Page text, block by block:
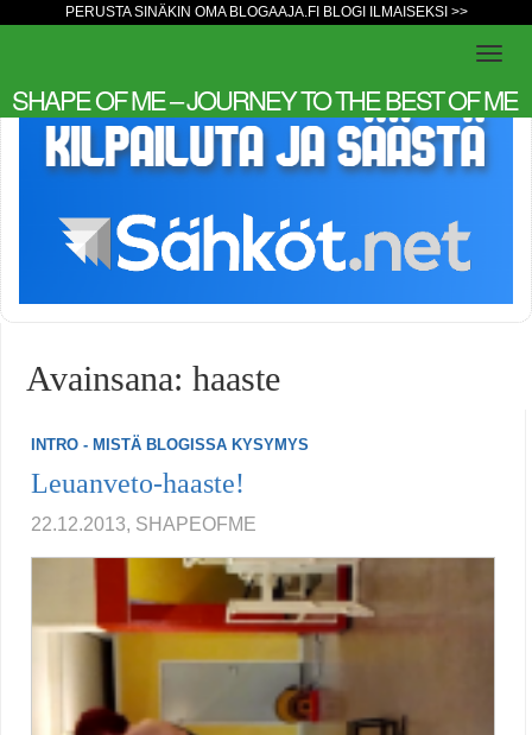
PERUSTA SINÄKIN OMA BLOGAAJA.FI BLOGI ILMAISEKSI >>
SHAPE OF ME – JOURNEY TO THE BEST OF ME
Avainsana: haaste
INTRO - MISTÄ BLOGISSA KYSYMYS
Leuanveto-haaste!
22.12.2013, SHAPEOFME